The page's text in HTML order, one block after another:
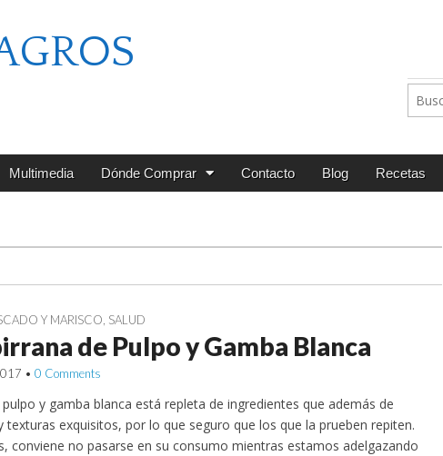
Buscar:
Multimedia Dónde Comprar Contacto Blog Recetas
Y MARISCO, SALUD
de Pulpo y Gamba Blanca
• 0 Comments
y gamba blanca está repleta de ingredientes que además de
texturas exquisitos, por lo que seguro que los que la prueben repiten.
conviene no pasarse en su consumo mientras estamos adelgazando